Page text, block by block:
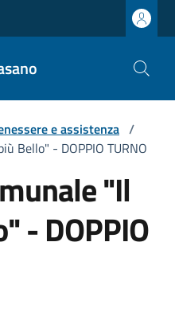
e assistenza /
Bello" - DOPPIO TURNO
"Il
- DOPPIO